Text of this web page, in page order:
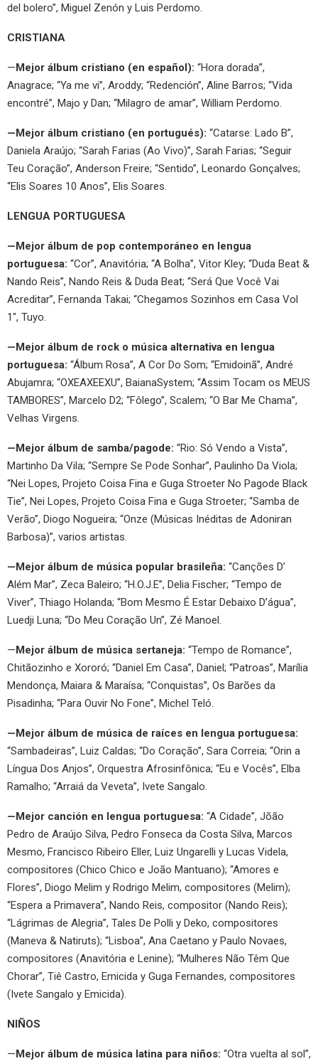
del bolero”, Miguel Zenón y Luis Perdomo.
CRISTIANA
—Mejor álbum cristiano (en español): “Hora dorada”,
Anagrace; “Ya me vi”, Aroddy; “Redención”, Aline Barros; “Vida
encontré”, Majo y Dan; “Milagro de amar”, William Perdomo.
—Mejor álbum cristiano (en portugués): “Catarse: Lado B”,
Daniela Araújo; “Sarah Farias (Ao Vivo)”, Sarah Farias; “Seguir
Teu Coração”, Anderson Freire; “Sentido”, Leonardo Gonçalves;
“Elis Soares 10 Anos”, Elis Soares.
LENGUA PORTUGUESA
—Mejor álbum de pop contemporáneo en lengua
portuguesa: “Cor”, Anavitória; “A Bolha”, Vitor Kley; “Duda Beat &
Nando Reis”, Nando Reis & Duda Beat; “Será Que Você Vai
Acreditar”, Fernanda Takai; “Chegamos Sozinhos em Casa Vol
1″, Tuyo.
—Mejor álbum de rock o música alternativa en lengua
portuguesa: “Álbum Rosa”, A Cor Do Som; “Emidoinã”, André
Abujamra; “OXEAXEEXU”, BaianaSystem; “Assim Tocam os MEUS
TAMBORES”, Marcelo D2; “Fôlego”, Scalem; “O Bar Me Chama”,
Velhas Virgens.
—Mejor álbum de samba/pagode: “Rio: Só Vendo a Vista”,
Martinho Da Vila; “Sempre Se Pode Sonhar”, Paulinho Da Viola;
“Nei Lopes, Projeto Coisa Fina e Guga Stroeter No Pagode Black
Tie”, Nei Lopes, Projeto Coisa Fina e Guga Stroeter; “Samba de
Verão”, Diogo Nogueira; “Onze (Músicas Inéditas de Adoniran
Barbosa)”, varios artistas.
—Mejor álbum de música popular brasileña: “Canções D’
Além Mar”, Zeca Baleiro; “H.O.J.E”, Delia Fischer; “Tempo de
Viver”, Thiago Holanda; “Bom Mesmo É Estar Debaixo D’água”,
Luedji Luna; “Do Meu Coração Un”, Zé Manoel.
—Mejor álbum de música sertaneja: “Tempo de Romance”,
Chitãozinho e Xororó; “Daniel Em Casa”, Daniel; “Patroas”, Marília
Mendonça, Maiara & Maraísa; “Conquistas”, Os Barões da
Pisadinha; “Para Ouvir No Fone”, Michel Teló.
—Mejor álbum de música de raíces en lengua portuguesa:
“Sambadeiras”, Luiz Caldas; “Do Coração”, Sara Correia; “Orin a
Língua Dos Anjos”, Orquestra Afrosinfônica; “Eu e Vocês”, Elba
Ramalho; “Arraiá da Veveta”, Ivete Sangalo.
—Mejor canción en lengua portuguesa: “A Cidade”, Jõão
Pedro de Araújo Silva, Pedro Fonseca da Costa Silva, Marcos
Mesmo, Francisco Ribeiro Eller, Luiz Ungarelli y Lucas Videla,
compositores (Chico Chico e João Mantuano); “Amores e
Flores”, Diogo Melim y Rodrigo Melim, compositores (Melim);
“Espera a Primavera”, Nando Reis, compositor (Nando Reis);
“Lágrimas de Alegria”, Tales De Polli y Deko, compositores
(Maneva & Natiruts); “Lisboa”, Ana Caetano y Paulo Novaes,
compositores (Anavitória e Lenine); “Mulheres Não Têm Que
Chorar”, Tiê Castro, Emicida y Guga Fernandes, compositores
(Ivete Sangalo y Emicida).
NIÑOS
—Mejor álbum de música latina para niños: “Otra vuelta al sol”,